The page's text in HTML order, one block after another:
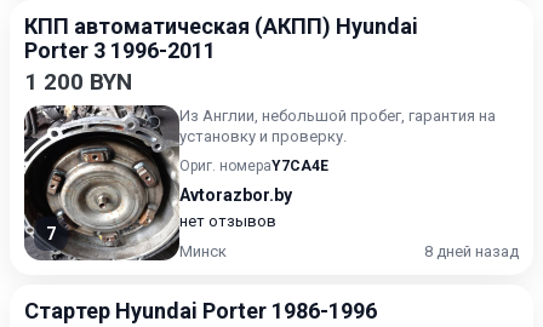
КПП автоматическая (АКПП) Hyundai
Porter 3 1996-2011
1 200 BYN
7
Из Англии, небольшой пробег, гарантия на
установку и проверку.
Ориг. номераY7CA4E
Avtorazbor.by
нет отзывов
Минск
8 дней назад
Стартер Hyundai Porter 1986-1996